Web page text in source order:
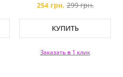
254 грн. 299 грн.
КУПИТЬ
Заказать в 1 клик